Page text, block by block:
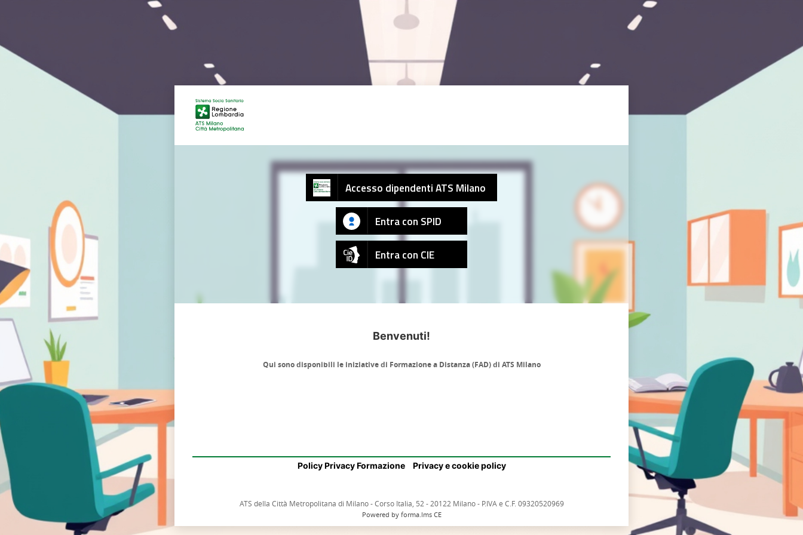
Login
Accesso dipendenti ATS Milano
Entra con SPID
Entra con CIE
Benvenuti!
Qui sono disponibili le iniziative di Formazione a Distanza (FAD) di ATS Milano
Policy Privacy Formazione Privacy e cookie policy
ATS della Città Metropolitana di Milano - Corso Italia, 52 - 20122 Milano - P.IVA e C.F. 09320520969
Powered by forma.lms CE